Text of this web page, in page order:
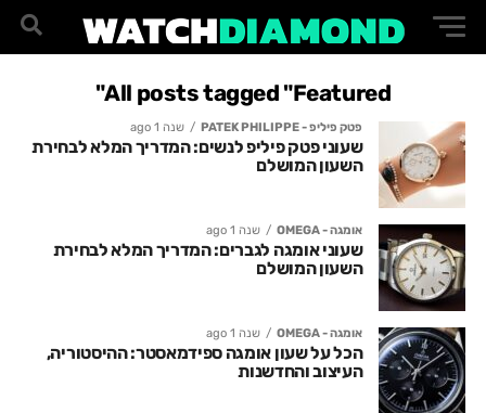
All posts tagged "Featured"
פטק פיליפ - PATEK PHILIPPE שנה 1 ago
שעוני פטק פיליפ לנשים: המדריך המלא לבחירת
השעון המושלם
אומגה - OMEGA שנה 1 ago
שעוני אומגה לגברים: המדריך המלא לבחירת
השעון המושלם
אומגה - OMEGA שנה 1 ago
הכל על שעון אומגה ספידמאסטר: ההיסטוריה,
העיצוב והחדשנות